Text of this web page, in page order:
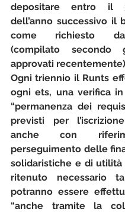
depositare entro il
dell’anno successivo il
come richiesto
(compilato secondo
approvati
Ogni triennio il Runts
ogni ets, una verifica
“permanenza dei
previsti per
anche con
perseguimento delle
solidaristiche e di utilità
ritenuto necessario
potranno essere
“anche tramite la